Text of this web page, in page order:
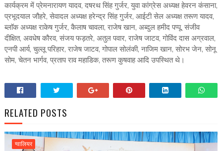
कार्यक्रम में प्रेमनारायण यादव, दषरथ सिंह गुर्जर, युवा कांग्रेस अध्यक्ष हेवरन कंसाना,
प्रभूदयाल जौहरे, सेवादल अध्यक्ष हरेन्द्र सिंह गुर्जर, आईटी सेल अध्यक्ष तरूण यादव,
ब्लाॅक अध्यक्ष राकेष गुर्जर, कैलाष चावला, राजेष खान, अब्दुल हमीद पप्पू, संजीव
दीक्षित, अवधेष कौरव, संजय फड़तरे, अतुल पवार, राजेष जाटव, गोविंद दास अग्रवाल,
एनपी आर्य, चुल्लू परिहार, राजेष जाटव, गोपाल सोलंकी, नाजिम खान, सोरभ जेन, सोनू
सोम, चेतन भार्गव, प्रताप राव महाडिक, तरूण कुषवाह आदि उपस्थित थे।
RELATED POSTS
ग्वालियर